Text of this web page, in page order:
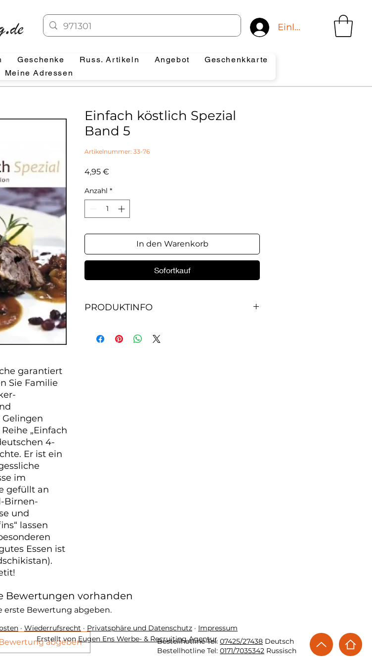
Einloggen
Geschenke Russ. Artikeln Angebot
Geschenkkarte
Meine Adressen
garantiert
Sie Familie
„Einfach
4-
Er ist ein
im
gefüllt an
Birnen-
und
lassen
Essen ist
Einfach köstlich Spezial
Band 5
Artikelnummer: 33-76
4,95 €
Anzahl *
In den Warenkorb
Sofortkauf
PRODUKTINFO
garantiert immer in Reichweite haben.
Bewertungen vorhanden
erste Bewertung abgeben.
abgeben Bestellhotline Tel: 07425/27438 Deutsch
Bestellhotline Tel: 0171/7035342 Russisch
· Wiederrufsrecht · Privatsphäre und Datenschutz · Impressum
Erstellt vonEugen Ens Werbe- & Recruiting Agentur